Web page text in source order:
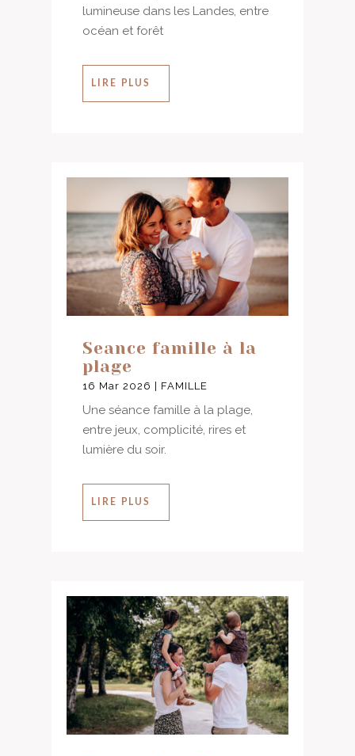
lumineuse dans les Landes, entre
océan et forêt
LIRE PLUS
Seance famille à la
plage
16 Mar 2026 FAMILLE
Une séance famille à la plage,
entre jeux, complicité, rires et
lumière du soir.
LIRE PLUS